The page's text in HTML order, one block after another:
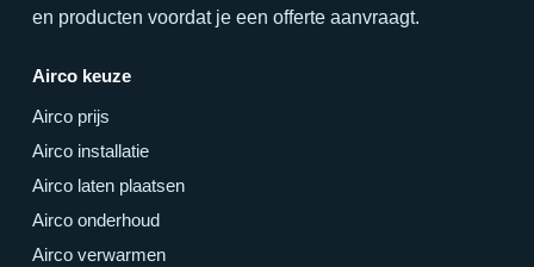
en producten voordat je een offerte aanvraagt.
Airco keuze
Airco prijs
Airco installatie
Airco laten plaatsen
Airco onderhoud
Airco verwarmen